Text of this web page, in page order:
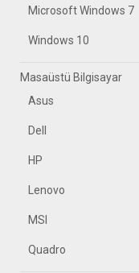
Microsoft Windows 7
Windows 10
Masaüstü Bilgisayar
Asus
Dell
HP
Lenovo
MSI
Quadro